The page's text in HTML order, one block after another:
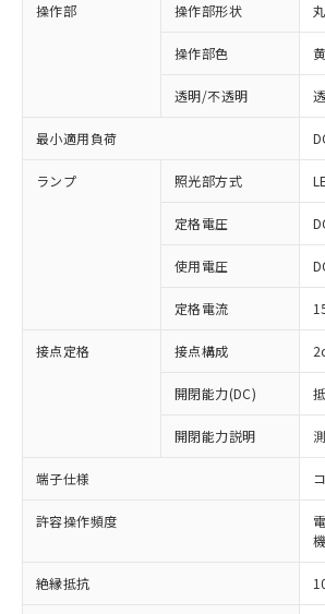
操作部 操作部形状
操作部色 黄
透明/不透明
最小適用負荷
ランプ 照光部方式
定格電圧
使用電圧
定格電流
接点定格 接点構成
開閉能力(DC)
開閉能力説明
端子仕様
許容操作頻度
絶縁抵抗ご利用条件
対応済み：EU RoHS指令（
非含有に対応した製品が提供可
対応予定：EU RoHS指令（10
有に対応した製品に切り替える